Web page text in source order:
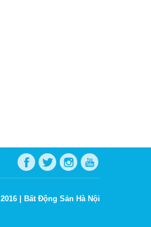
2016 | Bất Động Sản Hà Nội